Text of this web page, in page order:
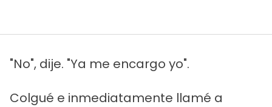
"No", dije. "Ya me encargo yo".
Colgué e inmediatamente llamé a